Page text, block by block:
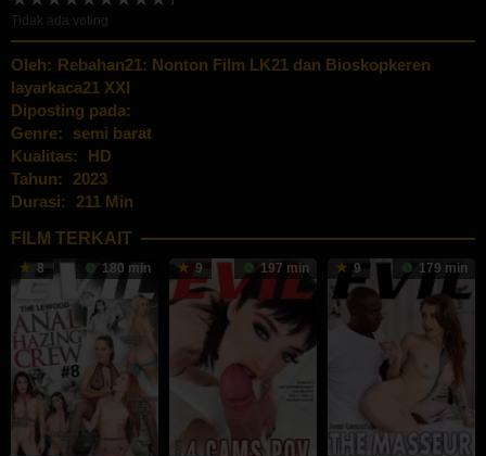
Tidak ada voting
Oleh: Rebahan21: Nonton Film LK21 dan Bioskopkeren
layarkaca21 XXI
Diposting pada:
Genre:
semi barat
Kualitas:
HD
Tahun:
2023
Durasi:
211 Min
FILM TERKAIT
8 180 min 9 197 min 9 179 min